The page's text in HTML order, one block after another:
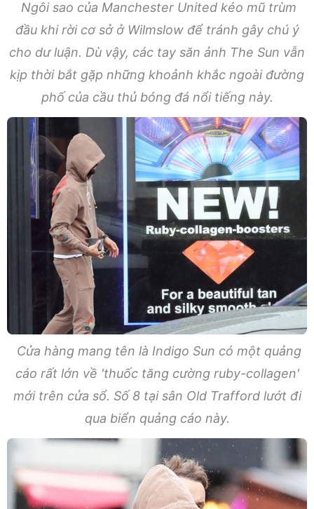
Ngôi sao của Manchester United kéo mũ trùm
đầu khi rời cơ sở ở Wilmslow để tránh gây chú ý
cho dư luận. Dù vậy, các tay săn ảnh The Sun vẫn
kịp thời bắt gặp những khoảnh khắc ngoài đường
phố của cầu thủ bóng đá nổi tiếng này.
Cửa hàng mang tên là Indigo Sun có một quảng
cáo rất lớn về 'thuốc tăng cường ruby-collagen'
mới trên cửa sổ. Số 8 tại sân Old Trafford lướt đi
qua biển quảng cáo này.